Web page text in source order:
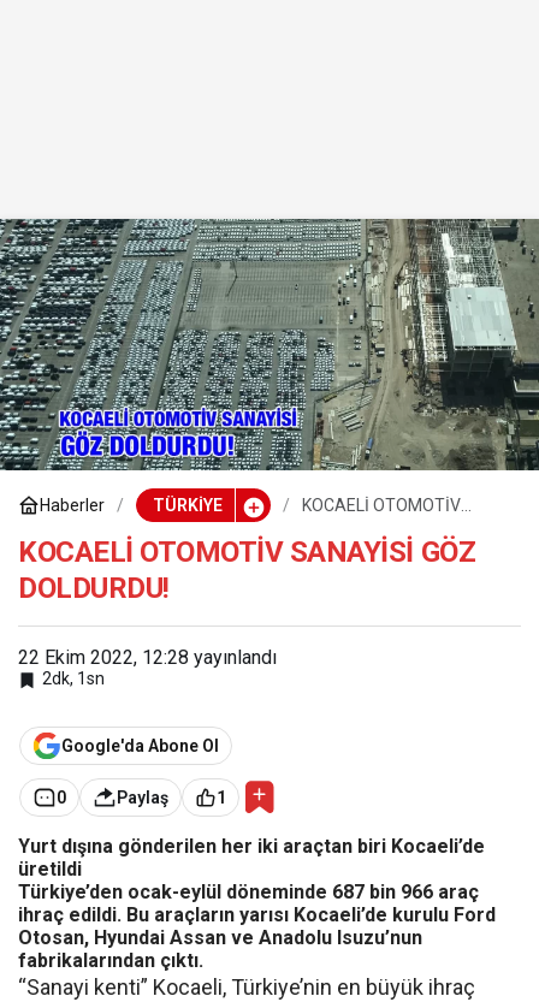
Haberler TÜRKİYE
KOCAELİ OTOMOTİV
KOCAELİ OTOMOTİV SANAYİSİ GÖZ
DOLDURDU!
22 Ekim 2022, 12:28 yayınlandı
2dk, 1sn
Google'da Abone Ol
0 Paylaş 1
Yurt dışına gönderilen her iki araçtan biri Kocaeli’de
üretildi
Türkiye’den ocak-eylül döneminde 687 bin 966 araç
ihraç edildi. Bu araçların yarısı Kocaeli’de kurulu Ford
Otosan, Hyundai Assan ve Anadolu Isuzu’nun
fabrikalarından çıktı.
“Sanayi kenti” Kocaeli, Türkiye’nin en büyük ihraç